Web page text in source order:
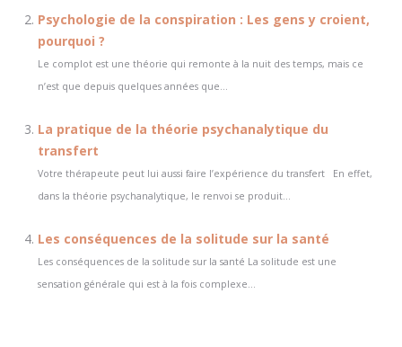
Psychologie de la conspiration : Les gens y croient,
pourquoi ?
Le complot est une théorie qui remonte à la nuit des temps, mais ce
n’est que depuis quelques années que...
La pratique de la théorie psychanalytique du
transfert
Votre thérapeute peut lui aussi faire l’expérience du transfert En effet,
dans la théorie psychanalytique, le renvoi se produit...
Les conséquences de la solitude sur la santé
Les conséquences de la solitude sur la santé La solitude est une
sensation générale qui est à la fois complexe...